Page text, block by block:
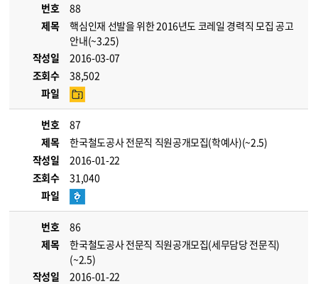
번호
88
제목
핵심인재 선발을 위한 2016년도 코레일 경력직 모집 공고
안내(~3.25)
작성일
2016-03-07
조회수
38,502
파일
번호
87
제목
한국철도공사 전문직 직원공개모집(학예사)(~2.5)
작성일
2016-01-22
조회수
31,040
파일
번호
86
제목
한국철도공사 전문직 직원공개모집(세무담당 전문직)
(~2.5)
작성일
2016-01-22